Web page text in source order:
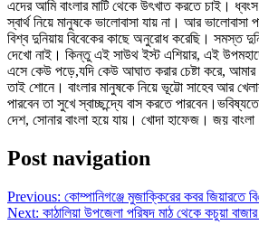
এদের আমি বাংলার মাটি থেকে উৎখাত করতে চাই।
স্বার্থ নিয়ে মানুষকে ভালোবাসা যায় না। আর
বিশ্ব দুনিয়ায় বিবেকের কাছে অনুরোধ করেছি। সমস্ত
দেখো নাই। কিন্তু এই সাউথ ইস্ট এশিয়ার, এই
এসে কেউ পড়ে,যদি কেউ আঘাত করার চেষ্টা করে,
তাই শোনে। বাংলার মানুষকে নিয়ে ভূট্টো সাহেব আর
পারবেন তা সুখে স্বাচ্ছন্দ্যে বাস করতে
দেশ, সোনার বাংলা হয়ে যায়। খোদা হাফেজ। জয়
Post navigation
Previous: কোম্পানিগঞ্জে মুজাক্কিরের কবর জিয়ারতে
Next: কাঠালিয়া উপজেলা পরিষদ মাঠ থেকে কচুয়া